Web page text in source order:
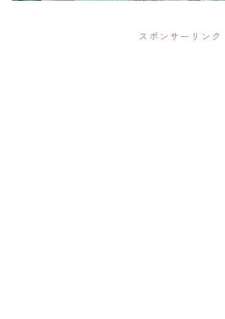
スポンサーリンク